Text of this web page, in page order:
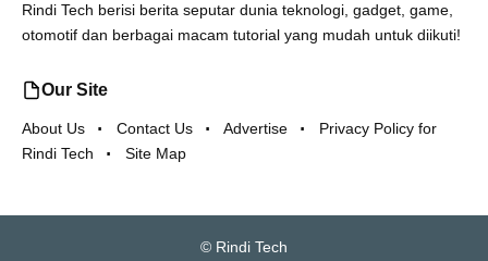
Rindi Tech berisi berita seputar dunia teknologi, gadget, game,
otomotif dan berbagai macam tutorial yang mudah untuk diikuti!
Our Site
About Us Contact Us Advertise
Privacy Policy for
Rindi Tech
Site Map
© Rindi Tech